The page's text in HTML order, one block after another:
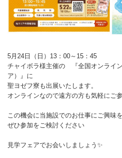
5月24日（日）13：00～15：45
チャイボラ様主催の 『全国オンライ
ア）』に
聖ヨゼフ寮も出展いたします。
オンラインなので遠方の方も気軽にご
この機会に当施設でのお仕事にご興味
ぜひ参加をご検討ください
見学フェアでお会いしましょう✨